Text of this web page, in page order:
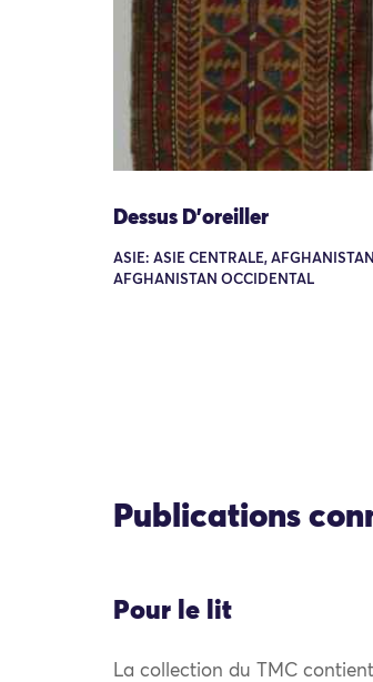
Dessus D’oreiller
ASIE: ASIE CENTRALE,
AFGHANISTAN OCCIDENTAL
Publications
Pour le lit
La collection du TMC